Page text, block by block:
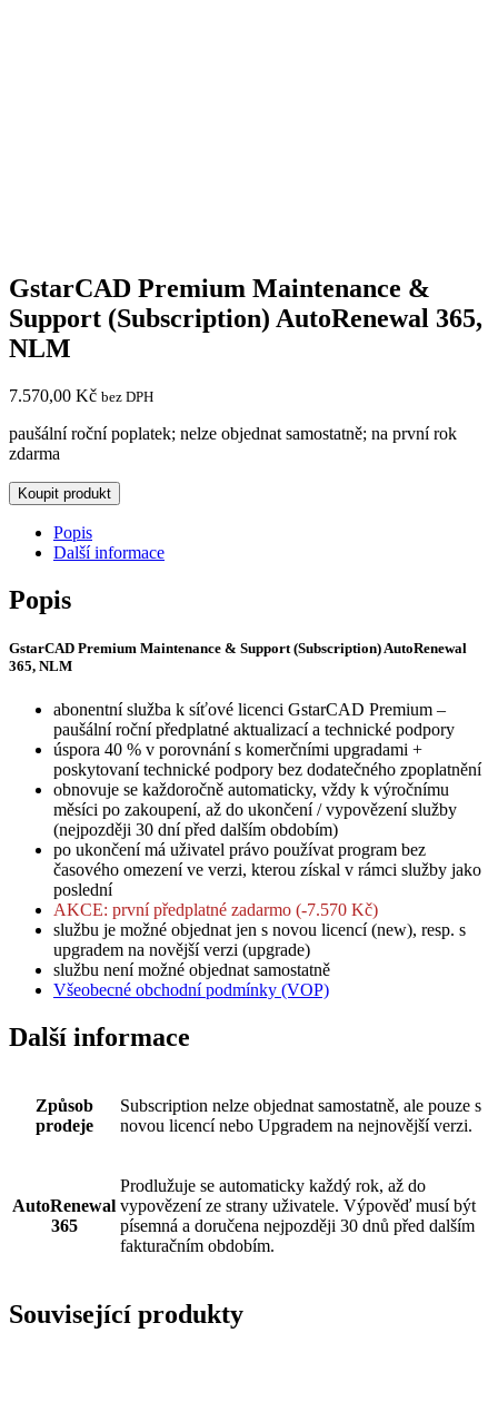
GstarCAD Premium Maintenance &
Support (Subscription) AutoRenewal 365,
NLM
7.570,00 Kč bez DPH
paušální roční poplatek; nelze objednat samostatně; na první rok
zdarma
Koupit produkt
Popis
Další informace
Popis
GstarCAD Premium Maintenance & Support (Subscription) AutoRenewal
365, NLM
abonentní služba k síťové licenci GstarCAD Premium –
paušální roční předplatné aktualizací a technické podpory
úspora 40 % v porovnání s komerčními upgradami +
poskytovaní technické podpory bez dodatečného zpoplatnění
obnovuje se každoročně automaticky, vždy k výročnímu
měsíci po zakoupení, až do ukončení / vypovězení služby
(nejpozději 30 dní před dalším obdobím)
po ukončení má uživatel právo používat program bez
časového omezení ve verzi, kterou získal v rámci služby jako
poslední
AKCE: první předplatné zadarmo (-7.570 Kč)
službu je možné objednat jen s novou licencí (new), resp. s
upgradem na novější verzi (upgrade)
službu není možné objednat samostatně
Všeobecné obchodní podmínky (VOP)
Další informace
Způsob
prodeje
Subscription nelze objednat samostatně, ale pouze s
novou licencí nebo Upgradem na nejnovější verzi.
AutoRenewal
365
Prodlužuje se automaticky každý rok, až do
vypovězení ze strany uživatele. Výpověď musí být
písemná a doručena nejpozději 30 dnů před dalším
fakturačním obdobím.
Související produkty